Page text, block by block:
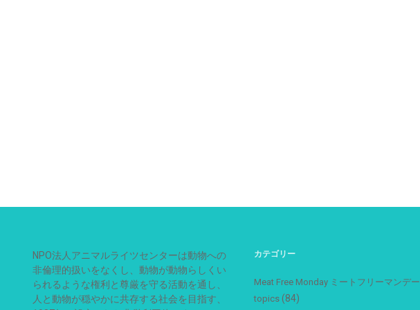
NPO法人アニマルライツセンターは動物への
非倫理的扱いをなくし、動物が動物らしくい
られるような権利と尊厳を守る活動を通し、
人と動物が穏やかに共存する社会を目指す、
カテゴリー
Meat Free Monday ミートフリーマンデー
topics (84)